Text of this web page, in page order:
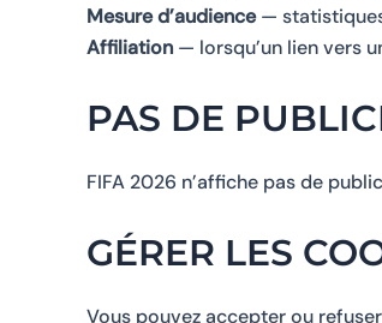
Mesure d’audience—
Affiliation — lorsqu’un lien vers
PAS DE
FIFA 2026 n’affiche pas de
GÉRER LES
Vous pouvez accepter ou